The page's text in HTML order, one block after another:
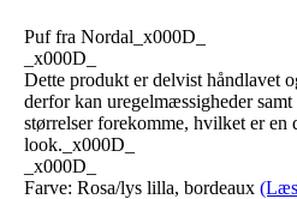
Puf fra Nordal_x000D_
_x000D_
Dette produkt er delvist håndlavet
derfor kan uregelmæssigheder
størrelser forekomme, hvilket er en
look._x000D_
_x000D_
Farve: Rosa/lys lilla, bordeaux